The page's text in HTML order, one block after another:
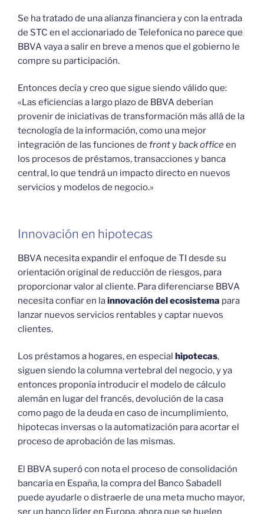
Se ha tratado de una alianza financiera y con la entrada
de STC en el accionariado de Telefonica no parece que
BBVA vaya a salir en breve a menos que el gobierno le
compre su participación.
Entonces decía y creo que sigue siendo válido que:
«Las eficiencias a largo plazo de BBVA deberían
provenir de iniciativas de transformación más allá de la
tecnología de la información, como una mejor
integración de las funciones de frontyback officeen
los procesos de préstamos, transacciones y banca
central, lo que tendrá un impacto directo en nuevos
servicios y modelos de negocio.»
Innovación en hipotecas
BBVA necesita expandir el enfoque de TI desde su
orientación original de reducción de riesgos, para
proporcionar valor al cliente. Para diferenciarse BBVA
necesita confiar en lainnovación del ecosistema para
lanzar nuevos servicios rentables y captar nuevos
clientes.
Los préstamos a hogares, en especial hipotecas,
siguen siendo la columna vertebral del negocio, y ya
entonces proponía introducir el modelo de cálculo
alemán en lugar del francés, devolución de la casa
como pago de la deuda en caso de incumplimiento,
hipotecas inversas o la automatización para acortar el
proceso de aprobación de las mismas.
El BBVA superó con nota el proceso de consolidación
bancaria en España, la compra del Banco Sabadell
puede ayudarle o distraerle de una meta mucho mayor,
ser un banco líder en Europa, ahora que se huelen